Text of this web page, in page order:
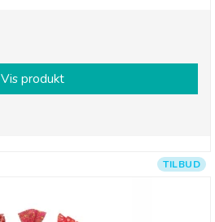
Vis produkt
TILBUD